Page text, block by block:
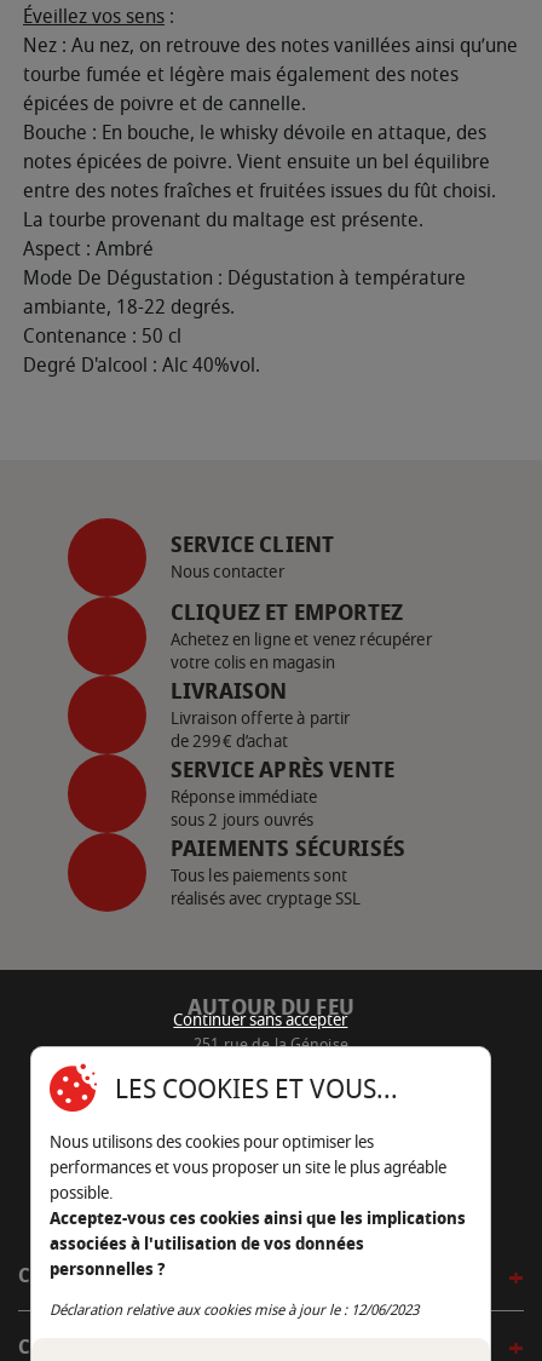
Éveillez vos sens :
Nez : Au nez, on retrouve des notes vanillées ainsi qu’une
tourbe fumée et légère mais également des notes
épicées de poivre et de cannelle.
Bouche : En bouche, le whisky dévoile en attaque, des
notes épicées de poivre. Vient ensuite un bel équilibre
entre des notes fraîches et fruitées issues du fût choisi.
La tourbe provenant du maltage est présente.
Aspect : Ambré
Mode De Dégustation : Dégustation à température
ambiante, 18-22 degrés.
Contenance : 50 cl
Degré D'alcool : Alc 40%vol.
SERVICE CLIENT
Nous contacter
CLIQUEZ ET EMPORTEZ
Achetez en ligne et venez récupérer
votre colis en magasin
LIVRAISON
Livraison offerte à partir
de 299€ d’achat
SERVICE APRÈS VENTE
Réponse immédiate
sous 2 jours ouvrés
PAIEMENTS SÉCURISÉS
Tous les paiements sont
réalisés avec cryptage SSL
AUTOUR DU FEU
251 rue de la Génoise
05 45 22 98 09
Nous envoyer un e-mail
CÔTÉ OUTDOOR
CÔTÉ INDOOR
Continuer sans accepter
LES COOKIES ET VOUS...
Nous utilisons des cookies pour optimiser les
performances et vous proposer un site le plus agréable
possible.
Acceptez-vous ces cookies ainsi que les implications
associées à l'utilisation de vos données
personnelles ?
Déclaration relative aux cookies mise à jour le : 12/06/2023
Continuer sans accepter